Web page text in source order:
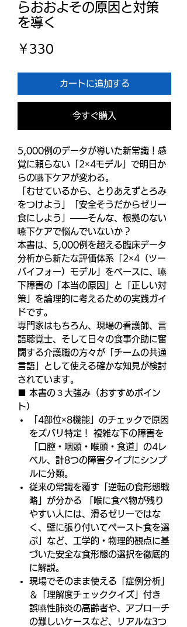
らおおよその原因と対策
を導く
￥330
カートに追加する
今すぐ購入
5,000例のデータが導いた新常識！感
覚に頼らない「2×4モデル」で明日か
らの嚥下ケアが変わる。
「むせているから、とりあえずとろみ
をつけよう」「安全そうだからゼリー
食にしよう」――そんな、根拠のない
嚥下ケアで悩んでいないか？
本書は、5,000例を超える臨床データ
分析から新たな評価体系「2×4（ツー
バイフォー）モデル」をベースに、嚥
下障害の「本当の原因」と「正しい対
策」を論理的に考えるための実践ガイ
ドです。
専門家はもちろん、現場の看護師、言
語聴覚士、そして日々の食事介助に奮
闘する介護職の方々が「チームの共通
言語」として使える確かな知見が検討
されています。
■ 本書の３大強み（おすすめポイン
ト）
「4部位×8機能」のチェックで原因
をズバリ特定！ 複雑な下の障害を
「口腔・咽頭・喉頭・食道」の4レ
ベル、計8つの障害タイプにシンプ
ルに分類。
従来の常識を覆す「逆転の食形態戦
略」が分かる 「喉に食べ物が残り
やすい人には、滑るゼリーではな
く、壁に張り付いてペースト食を選
ぶ」など、工学的・物理的観点に基
づいた安全な食形態の選択を徹底的
に解説。
現場でそのまま使える「症例分析」
＆「理解度チェッククイズ」付き
誤嚥性肺炎の高齢者や、アプローチ
の難しいケースなど、リアルな3つ